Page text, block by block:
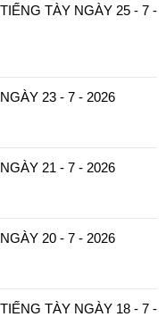
TÀY NGÀY 25 - 7 -
23 - 7 - 2026
21 - 7 - 2026
20 - 7 - 2026
TÀY NGÀY 18 - 7 -